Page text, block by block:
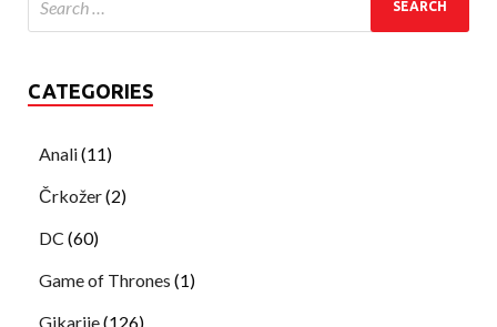
CATEGORIES
Anali(11)
Črkožer(2)
DC (60)
Game of Thrones (1)
Gikarije(126)